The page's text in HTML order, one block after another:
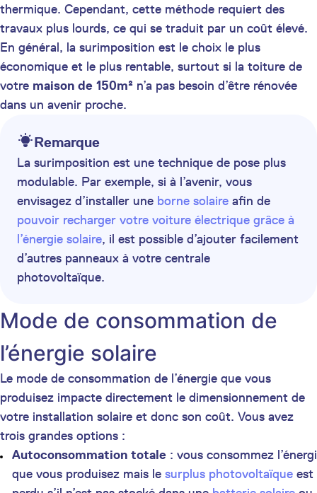
thermique. Cependant, cette méthode requiert des
travaux plus lourds, ce qui se traduit par un coût élevé.
En général, la surimposition est le choix le plus
économique et le plus rentable, surtout si la toiture de
votre maison de 150m² n’a pas besoin d’être rénovée
dans un avenir proche.
Remarque
La surimposition est une technique de pose plus
modulable. Par exemple, si à l’avenir, vous
envisagez d’installer une borne solaire afin de
pouvoir recharger votre voiture électrique grâce à
l’énergie solaire, il est possible d’ajouter facilement
d’autres panneaux à votre centrale
photovoltaïque.
Mode de consommation de
l’énergie solaire
Le mode de consommation de l’énergie que vous
produisez impacte directement le dimensionnement de
votre installation solaire et donc son coût. Vous avez
trois grandes options :
Autoconsommation totale : vous consommez
que vous produisez mais le surplus photovoltaïque est